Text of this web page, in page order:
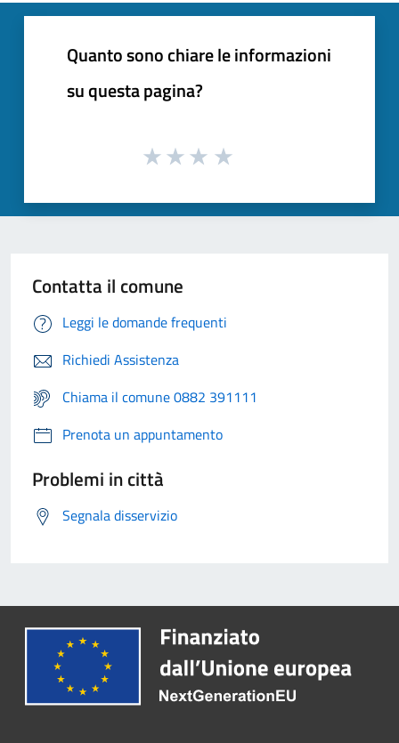
Quanto sono chiare le informazioni
su questa pagina?
Contatta il comune
Leggi le domande frequenti
Richiedi Assistenza
Chiama il comune 0882 391111
Prenota un appuntamento
Problemi in città
Segnala disservizio